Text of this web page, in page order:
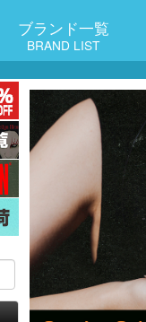
ブランド一覧
BRAND LIST